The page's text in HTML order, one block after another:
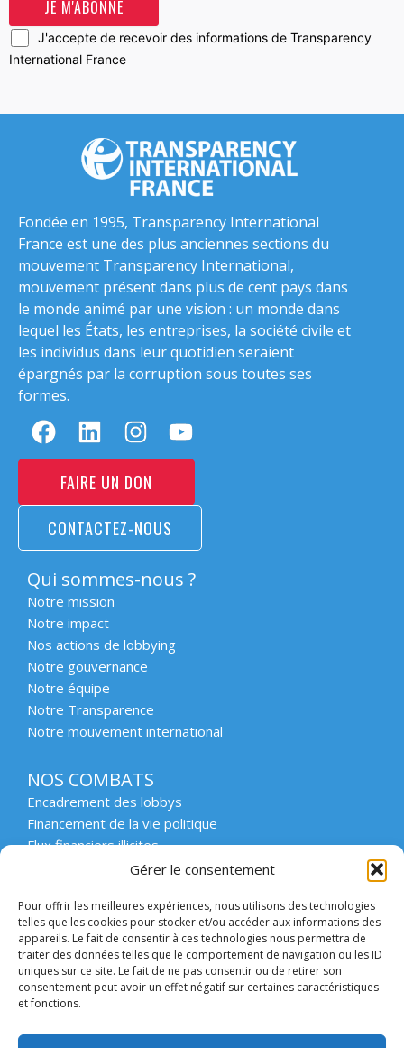
Gérer le consentement
Pour offrir les meilleures expériences, nous utilisons des technologies
telles que les cookies pour stocker et/ou accéder aux informations des
appareils. Le fait de consentir à ces technologies nous permettra de
traiter des données telles que le comportement de navigation ou les ID
uniques sur ce site. Le fait de ne pas consentir ou de retirer son
consentement peut avoir un effet négatif sur certaines caractéristiques
et fonctions.
J'accepte de recevoir des informations de Transparency
International France
Fondée en 1995, Transparency International
France est une des plus anciennes sections du
mouvement Transparency International,
mouvement présent dans plus de cent pays dans
le monde animé par une vision : un monde dans
lequel les États, les entreprises, la société civile et
les individus dans leur quotidien seraient
épargnés par la corruption sous toutes ses
formes.
FAIRE UN DON
CONTACTEZ-NOUS
Qui sommes-nous ?
Notre mission
Notre impact
Nos actions de lobbying
Notre gouvernance
Notre équipe
Notre Transparence
Notre mouvement international
NOS COMBATS
Encadrement des lobbys
Financement de la vie politique
Flux financiers illicites
Intégrité et transparence du secteur privé
Protection des lanceurs d’alerte
Affaires emblématiques
Etat de droit et démocratie
ACCOMPAGNER